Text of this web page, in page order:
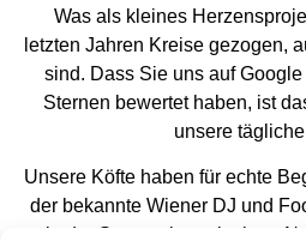
IMPRESSUM
COOKIE-
© 2026 MADE WITH LOVE BY
Was als kleines
letzten Jahren Kreise gezogen,
sind. Dass Sie uns auf
Sternen bewertet haben, ist
unsere
Unsere Köfte haben für echte
der bekannte Wiener DJ und
in der Szene einen riesigen